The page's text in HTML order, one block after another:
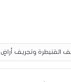
القنيطرة وتجريف أراضٍ